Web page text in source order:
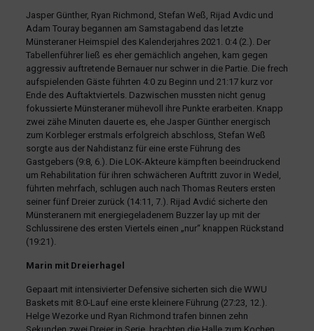
Jasper Günther, Ryan Richmond, Stefan Weß, Rijad Avdic und
Adam Touray begannen am Samstagabend das letzte
Münsteraner Heimspiel des Kalenderjahres 2021. 0:4 (2.). Der
Tabellenführer ließ es eher gemächlich angehen, kam gegen
aggressiv auftretende Bernauer nur schwer in die Partie. Die frech
aufspielenden Gäste führten 4:0 zu Beginn und 21:17 kurz vor
Ende des Auftaktviertels. Dazwischen mussten nicht genug
fokussierte Münsteraner mühevoll ihre Punkte erarbeiten. Knapp
zwei zähe Minuten dauerte es, ehe Jasper Günther energisch
zum Korbleger erstmals erfolgreich abschloss, Stefan Weß
sorgte aus der Nahdistanz für eine erste Führung des
Gastgebers (9:8, 6.). Die LOK-Akteure kämpften beeindruckend
um Rehabilitation für ihren schwächeren Auftritt zuvor in Wedel,
führten mehrfach, schlugen auch nach Thomas Reuters ersten
seiner fünf Dreier zurück (14:11, 7.). Rijad Avdić sicherte den
Münsteranern mit energiegeladenem Buzzer lay up mit der
Schlussirene des ersten Viertels einen „nur“ knappen Rückstand
(19:21).
Marin mit Dreierhagel
Gepaart mit intensivierter Defensive sicherten sich die WWU
Baskets mit 8:0-Lauf eine erste kleinere Führung (27:23, 12.).
Helge Wezorke und Ryan Richmond trafen binnen zehn